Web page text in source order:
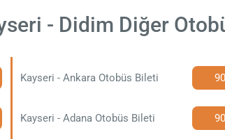
- Didim Diğer
Kayseri - Ankara Otobüs Bileti
Kayseri - Adana Otobüs Bileti